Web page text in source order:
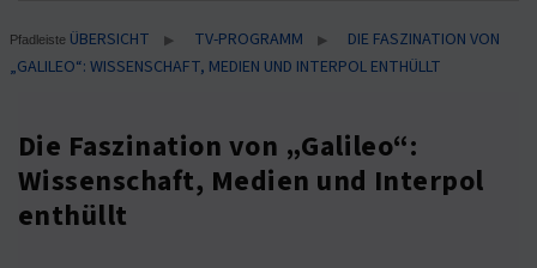
Pfadleiste ÜBERSICHT ▶ TV-PROGRAMM ▶
DIE FASZINATION VON
„GALILEO“: WISSENSCHAFT, MEDIEN UND INTERPOL ENTHÜLLT
Die Faszination von „Galileo“:
Wissenschaft, Medien und Interpol
enthüllt